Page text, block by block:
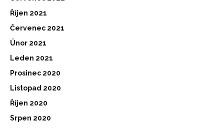
Říjen 2021
Červenec 2021
Únor 2021
Leden 2021
Prosinec 2020
Listopad 2020
Říjen 2020
Srpen 2020